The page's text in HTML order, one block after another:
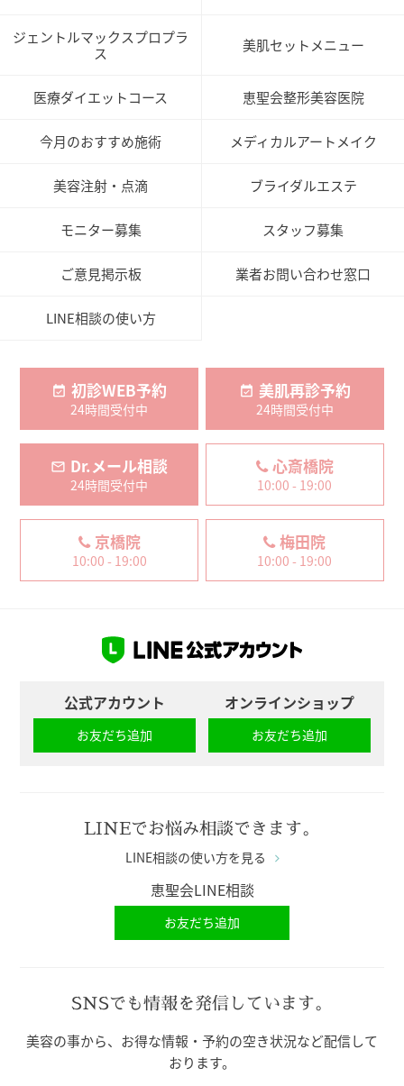
ジェントルマックスプロプラ
ス
美肌セットメニュー
医療ダイエットコース 恵聖会整形美容医院
今月のおすすめ施術 メディカルアートメイク
美容注射・点滴 ブライダルエステ
モニター募集 スタッフ募集
ご意見掲示板 業者お問い合わせ窓口
LINE相談の使い方
初診WEB予約
24時間受付中
美肌再診予約
24時間受付中
Dr.メール相談
24時間受付中
心斎橋院
10:00 - 19:00
京橋院
10:00 - 19:00
梅田院
10:00 - 19:00
公式アカウント
お友だち追加
オンラインショップ
お友だち追加
LINEでお悩み相談できます。
LINE相談の使い方を見る
恵聖会LINE相談
お友だち追加
SNSでも情報を発信しています。
美容の事から、お得な情報・予約の空き状況など配信して
おります。